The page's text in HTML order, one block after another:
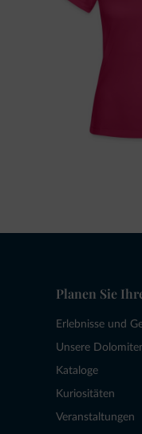
Planen Sie
Erlebnisse und
Unsere
Kataloge
Kuriositäten
Veranstaltungen